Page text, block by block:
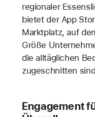
regionaler
bietet der App
Marktplatz, auf
Größe
die alltäglichen
zugeschnitten
Engagement